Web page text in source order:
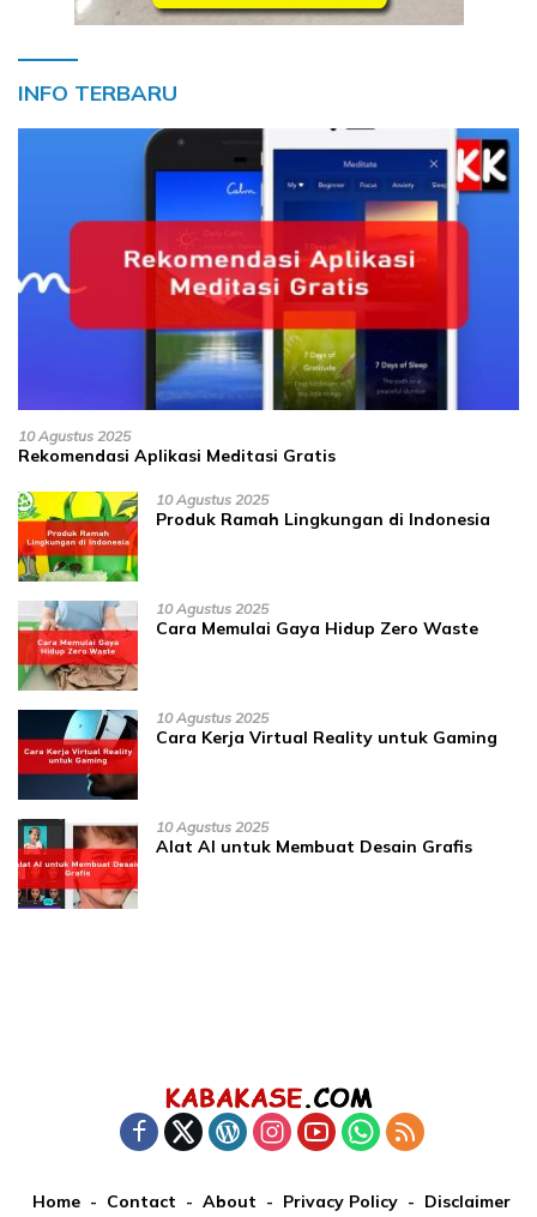
INFO TERBARU
10 Agustus 2025
Rekomendasi Aplikasi Meditasi Gratis
10 Agustus 2025
Produk Ramah Lingkungan di Indonesia
10 Agustus 2025
Cara Memulai Gaya Hidup Zero Waste
10 Agustus 2025
Cara Kerja Virtual Reality untuk Gaming
10 Agustus 2025
Alat AI untuk Membuat Desain Grafis
Home Contact About Privacy Policy Disclaimer